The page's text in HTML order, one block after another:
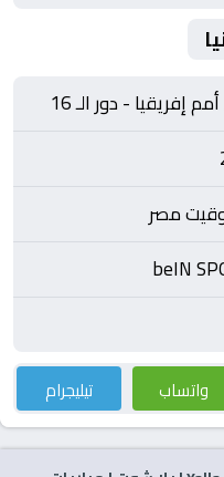
إفريقيا - دور الـ 16
beIN
واتساب تيليجرام